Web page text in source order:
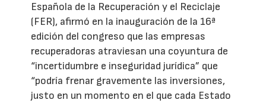
Española de la Recuperación y el Reciclaje
(FER), afirmó en la inauguración de la 16ª
edición del congreso que las empresas
recuperadoras atraviesan una coyuntura de
“incertidumbre e inseguridad jurídica” que
“podría frenar gravemente las inversiones,
justo en un momento en el que cada Estado